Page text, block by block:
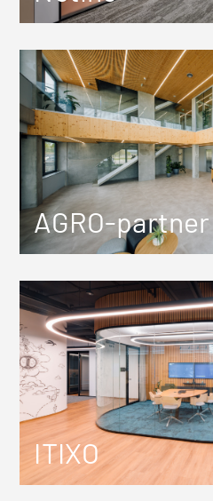
AGRO-partner
ITIXO